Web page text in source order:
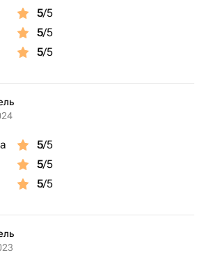
5/5
5/5
5/5
5/5
5/5
5/5